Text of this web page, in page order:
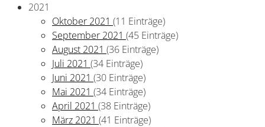
2021
Oktober 2021 (11 Einträge)
September 2021 (45 Einträge)
August 2021 (36 Einträge)
Juli 2021 (34 Einträge)
Juni 2021 (30 Einträge)
Mai 2021 (34 Einträge)
April 2021 (38 Einträge)
März 2021 (41 Einträge)